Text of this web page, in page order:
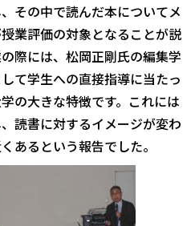
その中で読んだ本についてメ
業評価の対象となることが説
際には、松岡正剛氏の編集学
て学生への直接指導に当たっ
の大きな特徴です。これには
読書に対するイメージが変わ
あるという報告でした。